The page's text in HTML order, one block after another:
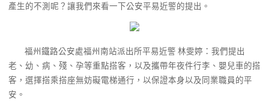
產生的不測呢？讓我們來看一下公安平易近警的提出。
福州鐵路公安處福州南站派出所平易近警 林雯婷：我們提出
老、幼、病、殘、孕等重點搭客，以及攜帶年夜件行李、嬰兒車的搭
客，選擇搭乘搭座無妨礙電梯通行，以保證本身以及同業職員的平
安。